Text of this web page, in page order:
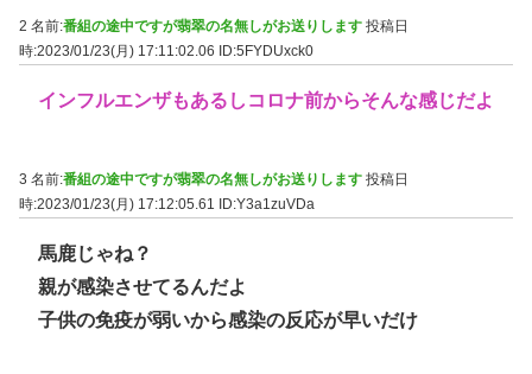
2 名前:番組の途中ですが翡翠の名無しがお送りします 投稿日
時:2023/01/23(月) 17:11:02.06
ID:5FYDUxck0
インフルエンザもあるしコロナ前からそんな感じだよ
3 名前:番組の途中ですが翡翠の名無しがお送りします 投稿日
時:2023/01/23(月) 17:12:05.61 ID:Y3a1zuVDa
馬鹿じゃね？
親が感染させてるんだよ
子供の免疫が弱いから感染の反応が早いだけ